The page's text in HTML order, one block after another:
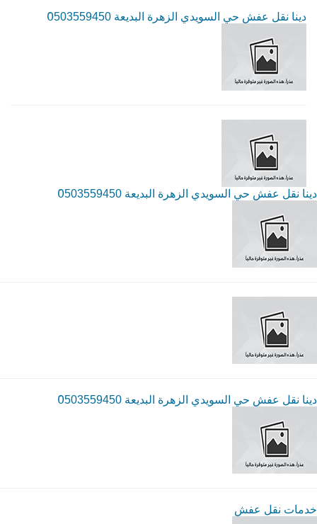
دينا نقل عفش حي السويدي الزهرة البديعة 0َ503559450
دينا نقل عفش حي السويدي الزهرة البديعة 0َ503559450
دينا نقل عفش حي السويدي الزهرة البديعة 0َ503559450
خدمات نقل عفش